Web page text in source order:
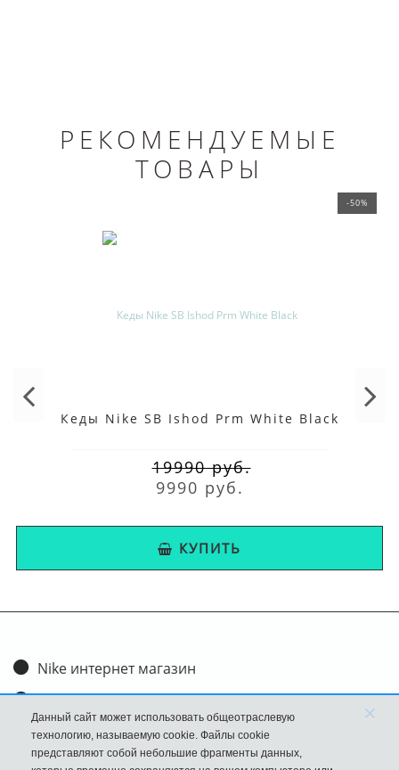
РЕКОМЕНДУЕМЫЕ
ТОВАРЫ
-50%
Кеды Nike SB Ishod Prm White Black
19990 руб.
9990 руб.
КУПИТЬ
Nike интернет магазин
Доставка и оплата
Обмен и возврат
Размеры
Данный сайт может использовать общеотраслевую
технологию, называемую cookie. Файлы cookie
представляют собой небольшие фрагменты данных,
×